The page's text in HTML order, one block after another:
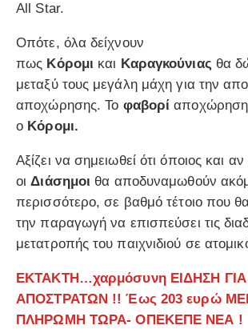
All Star.
Οπότε, όλα δείχνουν
πως Κόρομι και Καραγκούνιας θα
μεταξύ τους μεγάλη μάχη για την
αποχώρησης. Το φαβορί
ο Κόρομι.
Αξίζει να σημειωθεί ότι όποιος και
οιΔιάσημοι θα αποδυναμωθούν
περισσότερο, σε βαθμό τέτοιο που
την παραγωγή να επισπεύσει τις
μετατροπής του παιχνιδιού σε
ΕΚΤΑΚΤΗ…χαρμόσυνη ΕΙΔΗΣΗ
ΑΠΟΣΤΡΑΤΩΝ !! Έως 203 ευρώ
ΠΛΗΡΩΜΗ ΤΩΡΑ- ΟΠΕΚΕΠΕ ΝΕΑ !